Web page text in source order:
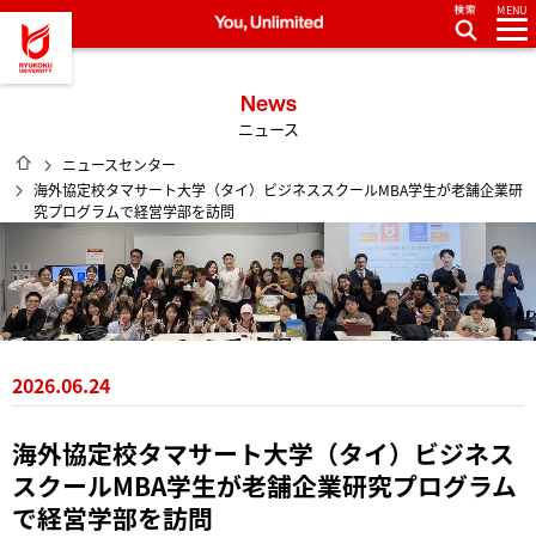
龍谷大学 You, Unlimited
MENU
News
ニュース
HOME
ニュースセンター
海外協定校タマサート大学（タイ）ビジネススクールMBA学生が老舗企業研
究プログラムで経営学部を訪問
2026.06.24
海外協定校タマサート大学（タイ）ビジネス
スクールMBA学生が老舗企業研究プログラム
で経営学部を訪問